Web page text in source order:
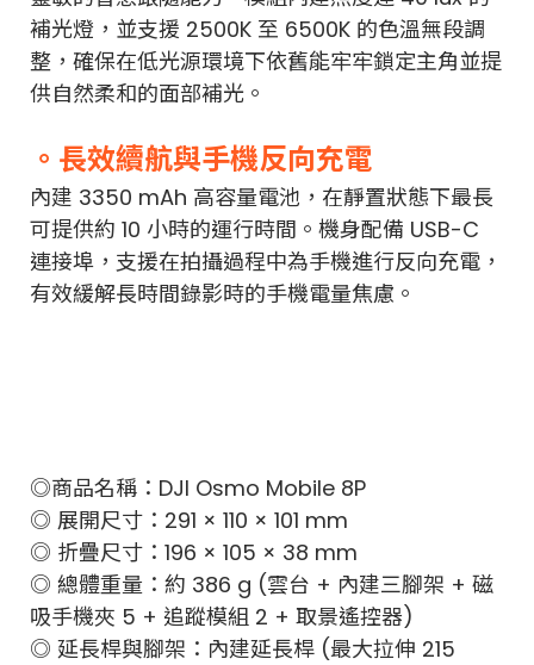
補光燈，並支援 2500K 至 6500K 的色溫無段調
整，確保在低光源環境下依舊能牢牢鎖定主角並提
供自然柔和的面部補光。
。長效續航與手機反向充電
內建 3350 mAh 高容量電池，在靜置狀態下最長
可提供約 10 小時的運行時間。機身配備 USB-C
連接埠，支援在拍攝過程中為手機進行反向充電，
有效緩解長時間錄影時的手機電量焦慮。
◎商品名稱：DJI Osmo Mobile 8P
◎ 展開尺寸：291 × 110 × 101 mm
◎ 折疊尺寸：196 × 105 × 38 mm
◎ 總體重量：約 386 g (雲台 + 內建三腳架 + 磁
吸手機夾 5 + 追蹤模組 2 + 取景遙控器)
◎ 延長桿與腳架：內建延長桿 (最大拉伸 215